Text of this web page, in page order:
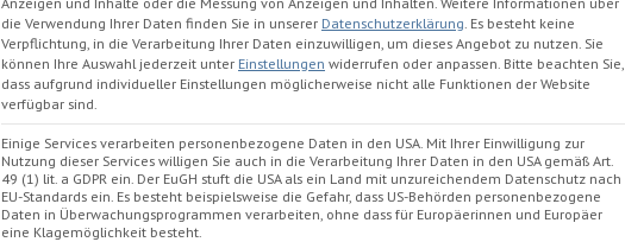
die Verwendung Ihrer Daten finden Sie in unserer Datenschutzerklärung. Es besteht keine
Verpflichtung, in die Verarbeitung Ihrer Daten einzuwilligen, um dieses Angebot zu nutzen. Sie
können Ihre Auswahl jederzeit unter Einstellungen widerrufen oder anpassen. Bitte beachten Sie,
dass aufgrund individueller Einstellungen möglicherweise nicht alle Funktionen der Website
verfügbar sind.
Einige Services verarbeiten personenbezogene Daten in den USA. Mit Ihrer Einwilligung zur
Nutzung dieser Services willigen Sie auch in die Verarbeitung Ihrer Daten in den USA gemäß Art.
49 (1) lit. a GDPR ein. Der EuGH stuft die USA als ein Land mit unzureichendem Datenschutz nach
EU-Standards ein. Es besteht beispielsweise die Gefahr, dass US-Behörden personenbezogene
Daten in Überwachungsprogrammen verarbeiten, ohne dass für Europäerinnen und Europäer
eine Klagemöglichkeit besteht.